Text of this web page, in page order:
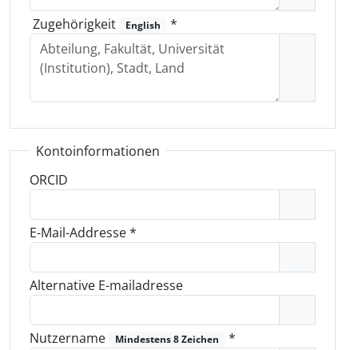
Zugehörigkeit English *
Kontoinformationen
ORCID
E-Mail-Addresse*
Alternative E-mailadresse
Nutzername Mindestens 8 Zeichen *